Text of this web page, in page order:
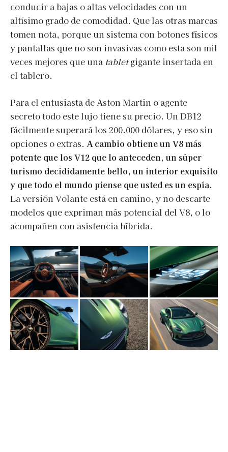
conducir a bajas o altas velocidades con un
altísimo grado de comodidad. Que las otras marcas
tomen nota, porque un sistema con botones físicos
y pantallas que no son invasivas como esta son mil
veces mejores que una tabletgigante insertada en
el tablero.
Para el entusiasta de Aston Martin o agente
secreto todo este lujo tiene su precio. Un DB12
fácilmente superará los 200.000 dólares, y eso sin
opciones o extras. A cambio obtiene un V8 más
potente que los V12 que lo anteceden, un súper
turismo decididamente bello, un interior exquisito
y que todo el mundo piense que usted es un espía.
La versión Volante está en camino, y no descarte
modelos que expriman más potencial del V8, o lo
acompañen con asistencia híbrida.